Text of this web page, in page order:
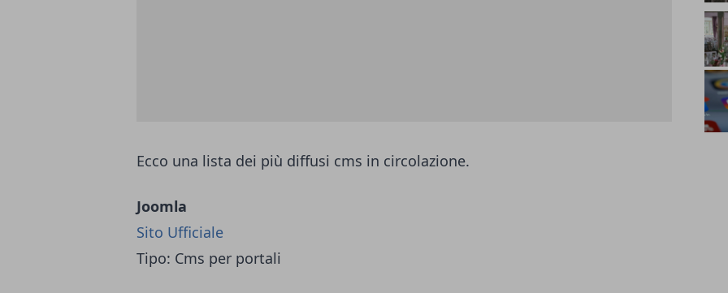
Ecco una lista dei più diffusi cms in circolazione.
Joomla
Sito Ufficiale
Tipo: Cms per portali